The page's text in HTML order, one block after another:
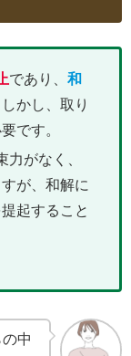
であり、和
かし、取り
です。
力がなく、
が、和解に
起すること
中